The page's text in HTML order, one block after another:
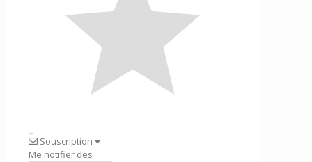
Souscription
Me notifier des